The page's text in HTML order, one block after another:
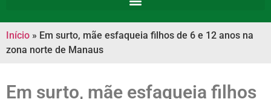
Início » Em surto, mãe esfaqueia filhos de 6 e 12 anos na
zona norte de Manaus
Em surto, mãe esfaqueia filhos